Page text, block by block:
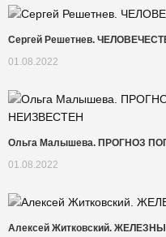
Сергей Решетнев.
01.08.2022
Ольга Малышева. ПРОГНОЗ
01.08.2022
Алексей Житковский.